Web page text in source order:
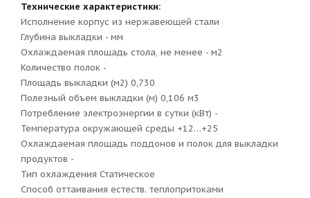
Технические характеристики:
Исполнение корпус из нержавеющей стали
Глубина выкладки - мм
Охлаждаемая площадь стола, не менее - м2
Количество полок -
Площадь выкладки (м2) 0,730
Полезный объем выкладки (м) 0,106 м3
Потребление электроэнергии в сутки (кВт) -
Температура окружающей среды +12…+25
Охлаждаемая площадь поддонов и полок для выкладки
продуктов -
Тип охлаждения Статическое
Способ оттаивания естеств. теплопритоками